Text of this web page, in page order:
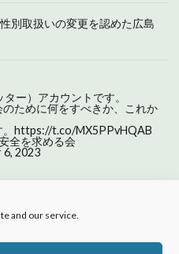
and our service.
別取扱いの変更を認めた広島
ー）アカウントです。
ために何をすべきか、これか
https://t.co/MX5PPvHQAB
全を求める会
6, 2023